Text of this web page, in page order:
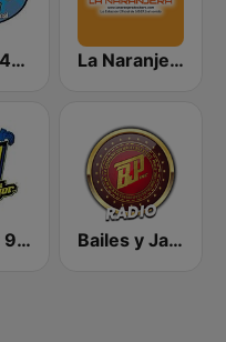
La TKR 1480 AM | Monterrey La Naranjera de Sibers
La Mejor 97.1 FM Bailes y Jaripeos Potosinos